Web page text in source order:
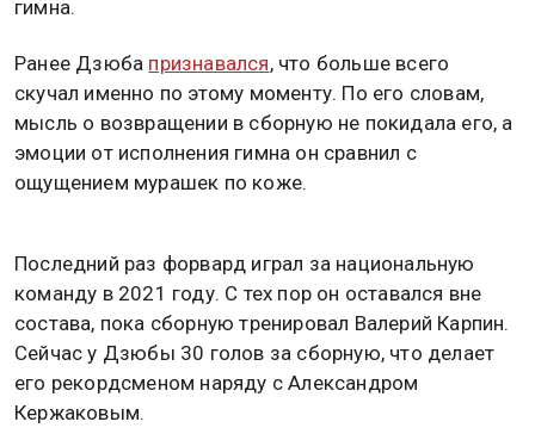
гимна.
Ранее Дзюба признавался, что больше всего
скучал именно по этому моменту. По его словам,
мысль о возвращении в сборную не покидала его, а
эмоции от исполнения гимна он сравнил с
ощущением мурашек по коже.
Последний раз форвард играл за национальную
команду в 2021 году. С тех пор он оставался вне
состава, пока сборную тренировал Валерий Карпин.
Сейчас у Дзюбы 30 голов за сборную, что делает
его рекордсменом наряду с Александром
Кержаковым.